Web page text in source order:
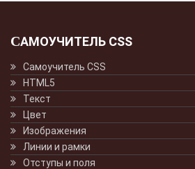
САМОУЧИТЕЛЬ CSS
Самоучитель CSS
HTML5
Текст
Цвет
Изображения
Линии и рамки
Отступы и поля